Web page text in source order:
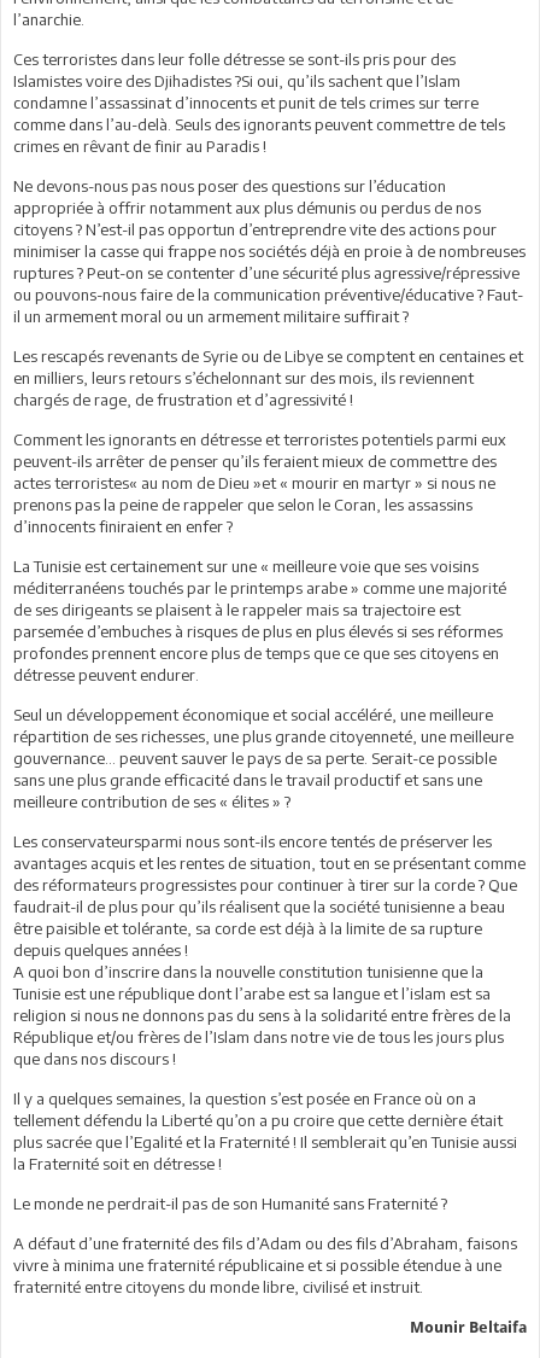
l’anarchie.
Ces terroristes dans leur folle détresse se sont-ils pris pour des
Islamistes voire des Djihadistes ?Si oui, qu’ils sachent que l’Islam
condamne l’assassinat d’innocents et punit de tels crimes sur terre
comme dans l’au-delà. Seuls des ignorants peuvent commettre de tels
crimes en rêvant de finir au Paradis !
Ne devons-nous pas nous poser des questions sur l’éducation
appropriée à offrir notamment aux plus démunis ou perdus de nos
citoyens ? N’est-il pas opportun d’entreprendre vite des actions pour
minimiser la casse qui frappe nos sociétés déjà en proie à de nombreuses
ruptures ? Peut-on se contenter d’une sécurité plus agressive/répressive
ou pouvons-nous faire de la communication préventive/éducative ? Faut-
il un armement moral ou un armement militaire suffirait ?
Les rescapés revenants de Syrie ou de Libye se comptent en centaines et
en milliers, leurs retours s’échelonnant sur des mois, ils reviennent
chargés de rage, de frustration et d’agressivité !
Comment les ignorants en détresse et terroristes potentiels parmi eux
peuvent-ils arrêter de penser qu’ils feraient mieux de commettre des
actes terroristes« au nom de Dieu »et « mourir en martyr » si nous ne
prenons pas la peine de rappeler que selon le Coran, les assassins
d’innocents finiraient en enfer ?
La Tunisie est certainement sur une « meilleure voie que ses voisins
méditerranéens touchés par le printemps arabe » comme une majorité
de ses dirigeants se plaisent à le rappeler mais sa trajectoire est
parsemée d’embuches à risques de plus en plus élevés si ses réformes
profondes prennent encore plus de temps que ce que ses citoyens en
détresse peuvent endurer.
Seul un développement économique et social accéléré, une meilleure
répartition de ses richesses, une plus grande citoyenneté, une meilleure
gouvernance… peuvent sauver le pays de sa perte. Serait-ce possible
sans une plus grande efficacité dans le travail productif et sans une
meilleure contribution de ses « élites » ?
Les conservateursparmi nous sont-ils encore tentés de préserver les
avantages acquis et les rentes de situation, tout en se présentant comme
des réformateurs progressistes pour continuer à tirer sur la corde ? Que
faudrait-il de plus pour qu’ils réalisent que la société tunisienne a beau
être paisible et tolérante, sa corde est déjà à la limite de sa rupture
depuis quelques années !
A quoi bon d’inscrire dans la nouvelle constitution tunisienne que la
Tunisie est une république dont l’arabe est sa langue et l’islam est sa
religion si nous ne donnons pas du sens à la solidarité entre frères de la
République et/ou frères de l’Islam dans notre vie de tous les jours plus
que dans nos discours !
Il y a quelques semaines, la question s’est posée en France où on a
tellement défendu la Liberté qu’on a pu croire que cette dernière était
plus sacrée que l’Egalité et la Fraternité ! Il semblerait qu’en Tunisie aussi
la Fraternité soit en détresse !
Le monde ne perdrait-il pas de son Humanité sans Fraternité ?
A défaut d’une fraternité des fils d’Adam ou des fils d’Abraham, faisons
vivre à minima une fraternité républicaine et si possible étendue à une
fraternité entre citoyens du monde libre, civilisé et instruit.
Mounir Beltaifa